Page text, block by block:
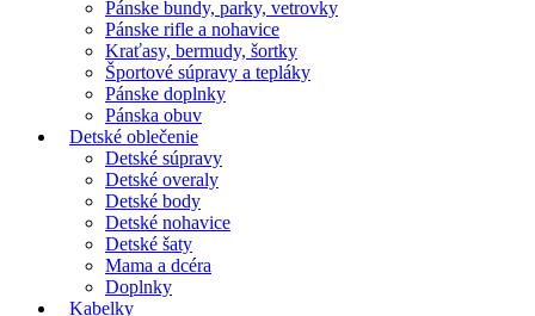
Pánske bundy, parky, vetrovky
Pánske rifle a nohavice
Kraťasy, bermudy, šortky
Športové súpravy a tepláky
Pánske doplnky
Pánska obuv
Detské oblečenie
Detské súpravy
Detské overaly
Detské body
Detské nohavice
Detské šaty
Mama a dcéra
Doplnky
Kabelky